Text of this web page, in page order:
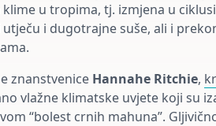
u tropima, tj. izmjena u
i dugotrajne suše, ali i
znanstvenice Hannahe Ritchie,
vlažne klimatske uvjete koji su
“bolest crnih mahuna”.